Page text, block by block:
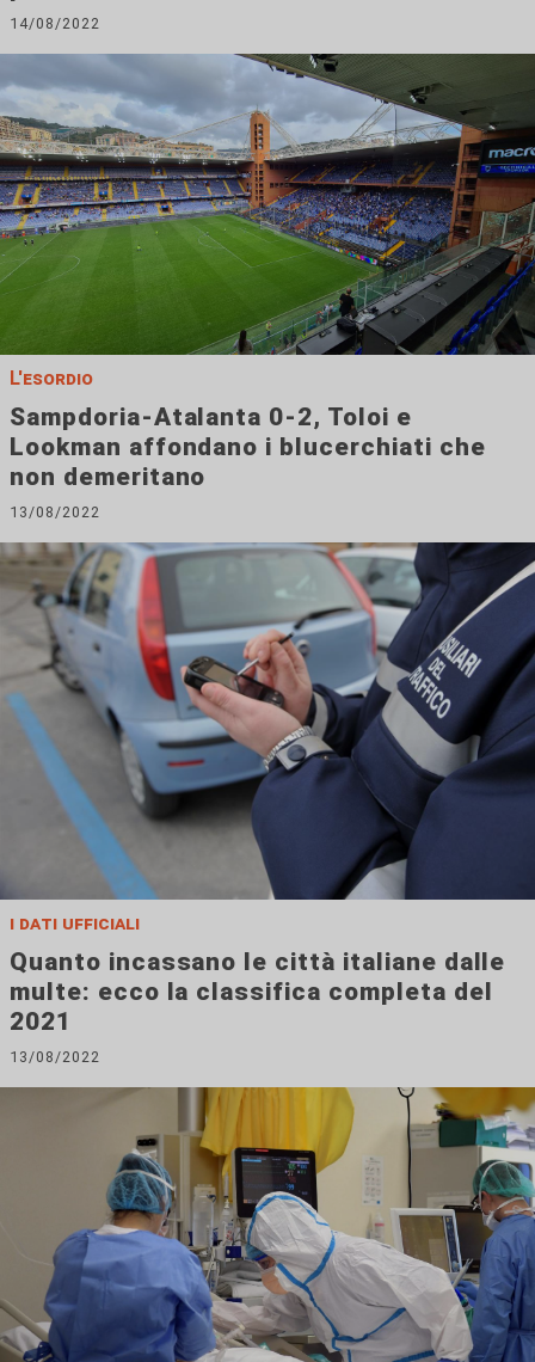
14/08/2022
L'esordio
Sampdoria-Atalanta 0-2, Toloi e
Lookman affondano i blucerchiati che
non demeritano
13/08/2022
i dati ufficiali
Quanto incassano le città italiane dalle
multe: ecco la classifica completa del
2021
13/08/2022